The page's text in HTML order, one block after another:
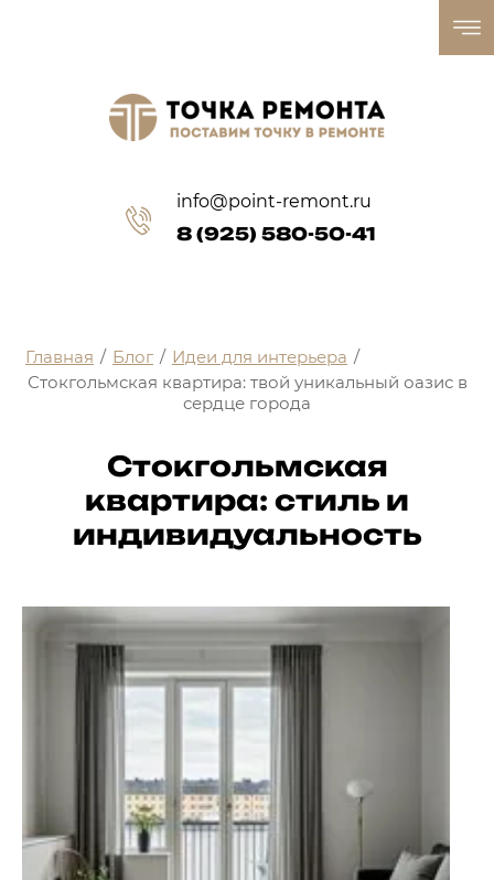
info@point-remont.ru
8 (925) 580-50-41
Главная / Блог / Идеи для интерьера /
Стокгольмская квартира: твой уникальный оазис в
сердце города
Стокгольмская
квартира: стиль и
индивидуальность